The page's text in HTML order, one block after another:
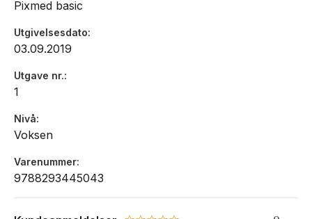
Pixmed basic
Utgivelsesdato
03.09.2019
Utgave nr.
1
Nivå
Voksen
Varenummer
9788293445043